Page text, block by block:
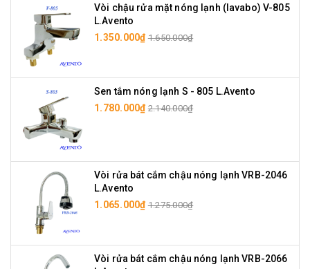
Vòi chậu rửa mặt nóng lạnh (lavabo) V-805
L.Avento
1.350.000₫ 1.650.000₫
Sen tắm nóng lạnh S - 805 L.Avento
1.780.000₫ 2.140.000₫
Vòi rửa bát cắm chậu nóng lạnh VRB-2046
L.Avento
1.065.000₫ 1.275.000₫
Vòi rửa bát cắm chậu nóng lạnh VRB-2066